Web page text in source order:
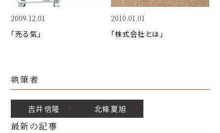
2009.12.01
「売る気」
2010.01.01
「株式会社とは」
執筆者
吉井信隆 北條夏旭
最新の記事